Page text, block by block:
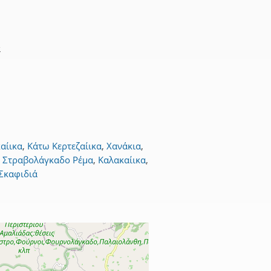
, Κάτω Κερτεζαίικα, Χανάκια,
Στραβολάγκαδο Ρέμα, Καλακαίικα,